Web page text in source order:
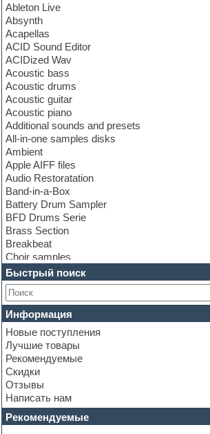
Ableton Live
Absynth
Acapellas
ACID Sound Editor
ACIDized Wav
Acoustic bass
Acoustic drums
Acoustic guitar
Acoustic piano
Additional sounds and presets
All-in-one samples disks
Ambient
Apple AIFF files
Audio Restoratation
Band-in-a-Box
Battery Drum Sampler
BFD Drums Serie
Brass Section
Breakbeat
Choir samples
Chris Hein Samples
Cinematic samples
Club bass
Club leads
Club sounds
Construction kits
Convolution
Cubase
Dance drums
Dance music production tutorials
DAW
Disco samples
DJ Software
Быстрый поиск
Информация
Новые поступления
Лучшие товары
Рекомендуемые
Скидки
Отзывы
Написать нам
Рекомендуемые